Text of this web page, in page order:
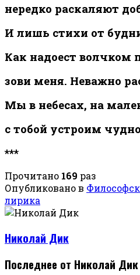
нередко раскаляют
И лишь стихи от
Как надоест волчком
зови меня. Неважно
Мы в небесах, на
с тобой устроим
***
Прочитано 169 раз
Опубликовано в
лирика
Николай Дик
Последнее от Николай Дик